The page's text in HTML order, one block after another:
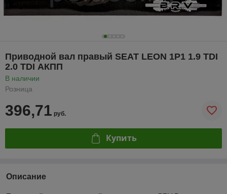
Приводной вал правый SEAT LEON 1P1 1.9 TDI
2.0 TDI АКПП
В наличии
Розница
396,71 руб.
Купить
Описание